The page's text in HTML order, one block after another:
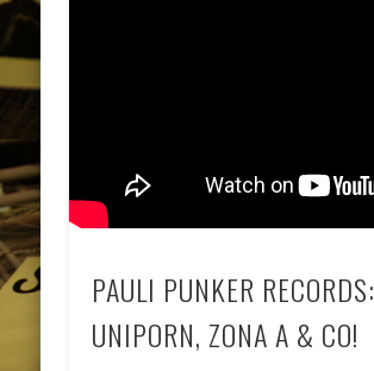
PAULI PUNKER RECORDS:
UNIPORN, ZONA A & CO!